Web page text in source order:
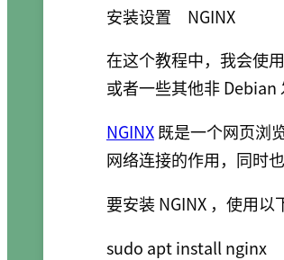
安装设置 NGINX
在这个教程中，我会使
或者一些其他非
NGINX既是一个网页浏
网络连接的作用，同时
要安装 NGINX ，使用以